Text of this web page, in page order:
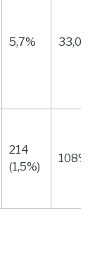
5,7% 33,0%
214
(1,5%)
108%